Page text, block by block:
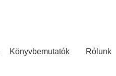
Könyvbemutatók Rólunk